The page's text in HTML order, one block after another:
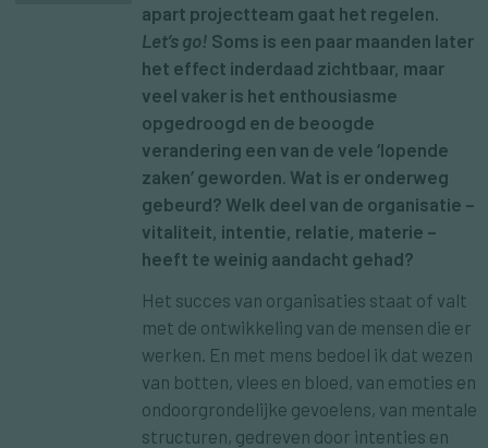
apart projectteam gaat het regelen.
Let’s go! Soms is een paar maanden later
het effect inderdaad zichtbaar, maar
veel vaker is het enthousiasme
opgedroogd en de beoogde
verandering een van de vele ‘lopende
zaken’ geworden. Wat is er onderweg
gebeurd? Welk deel van de organisatie –
vitaliteit, intentie, relatie, materie –
heeft te weinig aandacht gehad?
Het succes van organisaties staat of valt
met de ontwikkeling van de mensen die er
werken. En met mens bedoel ik dat wezen
van botten, vlees en bloed, van emoties en
ondoorgrondelijke gevoelens, van mentale
structuren, gedreven door intenties en